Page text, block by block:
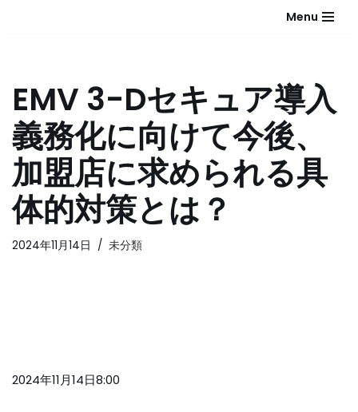
ン
ツ
へ
ス
キ
ッ
プ
Menu
EMV 3-Dセキュア導入
義務化に向けて今後、
加盟店に求められる具
体的対策とは？
2024年11月14日 未分類
2024年11月14日8:00